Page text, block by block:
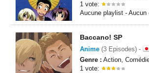
1 vote:
Aucune playlist - Aucun
Baccano! SP
Anime (3 Episodes) -
Genre : Action,
1 vote: